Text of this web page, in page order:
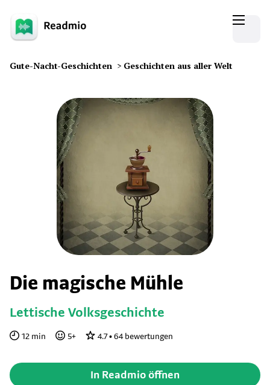
Gute-Nacht-Geschichten > Geschichten aus aller Welt
Die magische Mühle
Lettische Volksgeschichte
12 min 5+ 4.7• 64bewertungen
In Readmio öffnen